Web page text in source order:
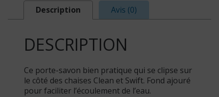
Description Avis (0)
DESCRIPTION
Ce porte-savon bien pratique qui se clipse sur
le côté des chaises Clean et Swift. Fond ajouré
pour faciliter l’écoulement de l’eau.